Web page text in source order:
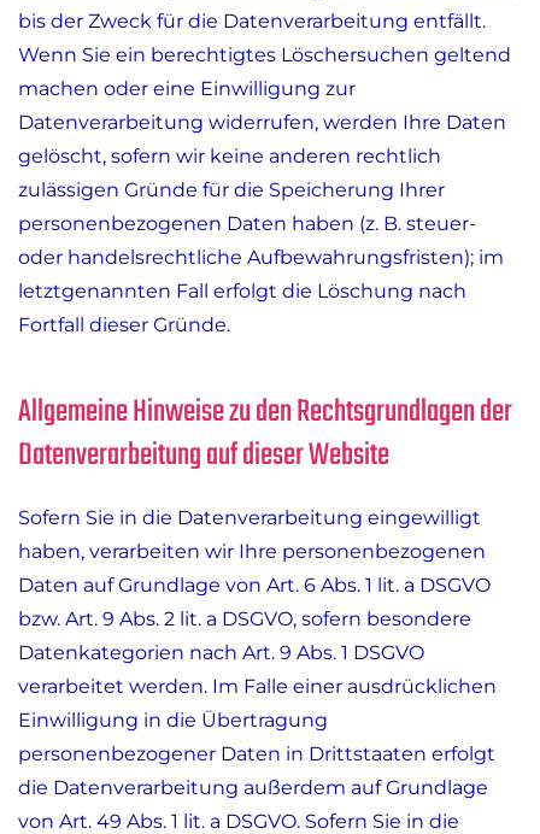
bis der Zweck für die Datenverarbeitung entfällt.
Wenn Sie ein berechtigtes Löschersuchen geltend
machen oder eine Einwilligung zur
Datenverarbeitung widerrufen, werden Ihre Daten
gelöscht, sofern wir keine anderen rechtlich
zulässigen Gründe für die Speicherung Ihrer
personenbezogenen Daten haben (z. B. steuer-
oder handelsrechtliche Aufbewahrungsfristen); im
letztgenannten Fall erfolgt die Löschung nach
Fortfall dieser Gründe.
Allgemeine Hinweise zu den Rechtsgrundlagen der
Datenverarbeitung auf dieser Website
Sofern Sie in die Datenverarbeitung eingewilligt
haben, verarbeiten wir Ihre personenbezogenen
Daten auf Grundlage von Art. 6 Abs. 1 lit. a DSGVO
bzw. Art. 9 Abs. 2 lit. a DSGVO, sofern besondere
Datenkategorien nach Art. 9 Abs. 1 DSGVO
verarbeitet werden. Im Falle einer ausdrücklichen
Einwilligung in die Übertragung
personenbezogener Daten in Drittstaaten erfolgt
die Datenverarbeitung außerdem auf Grundlage
von Art. 49 Abs. 1 lit. a DSGVO. Sofern Sie in die